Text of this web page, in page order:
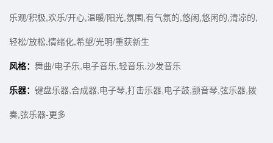
乐观/积极,欢乐/开心,温暖/阳光,氛围,有气氛的,悠闲,悠闲的,清凉的,
轻松/放松,情绪化,希望/光明/重获新生
风格： 舞曲/电子乐,电子音乐,轻音乐,沙发音乐
乐器： 键盘乐器,合成器,电子琴,打击乐器,电子鼓,颤音琴,弦乐器,拨
奏,弦乐器-更多